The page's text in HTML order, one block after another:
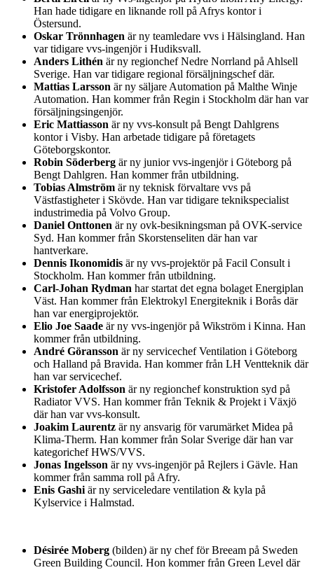
Han hade tidigare en liknande roll på Afrys kontor i
Östersund.
Oskar Trönnhagen är ny teamledare vvs i Hälsingland. Han
var tidigare vvs-ingenjör i Hudiksvall.
Anders Lithén är ny regionchef Nedre Norrland på Ahlsell
Sverige. Han var tidigare regional försäljningschef där.
Mattias Larsson är ny säljare Automation på Malthe Winje
Automation. Han kommer från Regin i Stockholm där han var
försäljningsingenjör.
Eric Mattiasson är ny vvs-konsult på Bengt Dahlgrens
kontor i Visby. Han arbetade tidigare på företagets
Göteborgskontor.
Robin Söderberg är ny junior vvs-ingenjör i Göteborg på
Bengt Dahlgren. Han kommer från utbildning.
Tobias Almström är ny teknisk förvaltare vvs på
Västfastigheter i Skövde. Han var tidigare teknikspecialist
industrimedia på Volvo Group.
Daniel Onttonen är ny ovk-besikningsman på OVK-service
Syd. Han kommer från Skorstenseliten där han var
hantverkare.
Dennis Ikonomidis är ny vvs-projektör på Facil Consult i
Stockholm. Han kommer från utbildning.
Carl-Johan Rydman har startat det egna bolaget Energiplan
Väst. Han kommer från Elektrokyl Energiteknik i Borås där
han var energiprojektör.
Elio Joe Saade är ny vvs-ingenjör på Wikström i Kinna. Han
kommer från utbildning.
André Göransson är ny servicechef Ventilation i Göteborg
och Halland på Bravida. Han kommer från LH Ventteknik där
han var servicechef.
Kristofer Adolfsson är ny regionchef konstruktion syd på
Radiator VVS. Han kommer från Teknik & Projekt i Växjö
där han var vvs-konsult.
Joakim Laurentz är ny ansvarig för varumärket Midea på
Klima-Therm. Han kommer från Solar Sverige där han var
kategorichef HWS/VVS.
Jonas Ingelsson är ny vvs-ingenjör på Rejlers i Gävle. Han
kommer från samma roll på Afry.
Enis Gashi är ny serviceledare ventilation & kyla på
Kylservice i Halmstad.
Désirée Moberg (bilden) är ny chef för Breeam på Sweden
Green Building Council. Hon kommer från Green Level där